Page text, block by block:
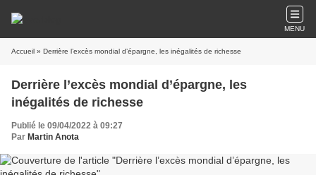
MENU
Accueil » Derrière l’excès mondial d’épargne, les inégalités de richesse
Derrière l’excès mondial d’épargne, les
inégalités de richesse
Publié le 09/04/2022 à 09:27
Par Martin Anota